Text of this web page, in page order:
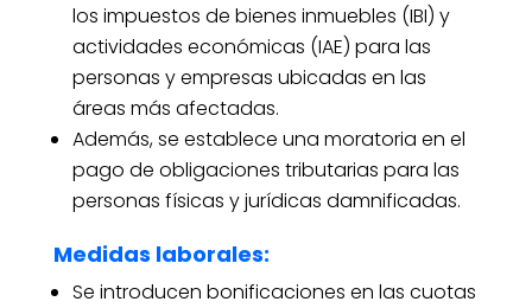
los impuestos de bienes inmuebles (IBI) y
actividades económicas (IAE) para las
personas y empresas ubicadas en las
áreas más afectadas.
Además, se establece una moratoria en el
pago de obligaciones tributarias para las
personas físicas y jurídicas damnificadas.
Medidas laborales:
Se introducen bonificaciones en las cuotas